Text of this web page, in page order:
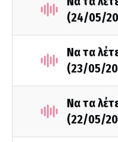
(24/05/
Να τα
(23/05/
Να τα
(22/05/